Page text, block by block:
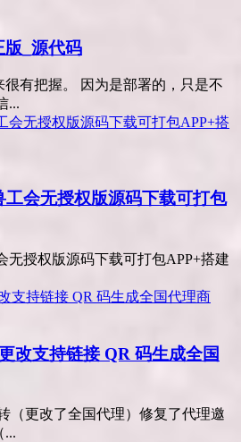
版_源代码
有把握。 因为是部署的，只是不
...
会无授权版源码下载可打包
无授权版源码下载可打包APP+搭建
改支持链接 QR 码生成全国
（更改了全国代理）修复了代理邀
...